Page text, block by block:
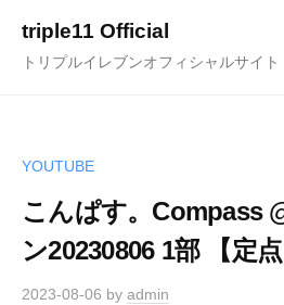
triple11 Official
トリプルイレブンオフィシャルサイト
YOUTUBE
こんぱす。Compass
ン20230806 1部 【定
2023-08-06 by admin